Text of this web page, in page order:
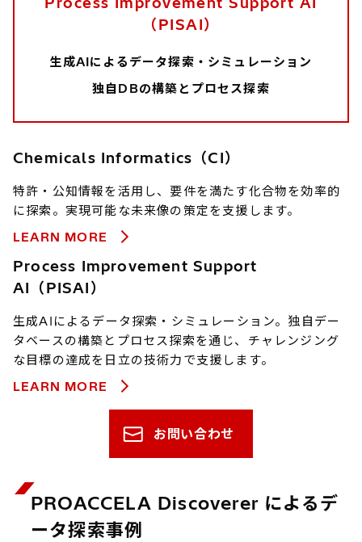
（PISAI）
生成AIによるデータ探索・シミュレーション
独自DBの構築とプロセス探索
Chemicals Informatics（CI）
特許・公知情報を活用し、要件を満たす化合物を効率的
に探索。実現可能な未来像の策定を支援します。
LEARN MORE
Process Improvement Support
AI（PISAI）
生成AIによるデータ探索・シミュレーション。独自デー
タベースの構築とプロセス探索を通じ、チャレンジング
な目標の達成を日立の技術力で支援します。
LEARN MORE
お問い合わせ
PROACCELA Discoverer によるデ
ータ探索事例